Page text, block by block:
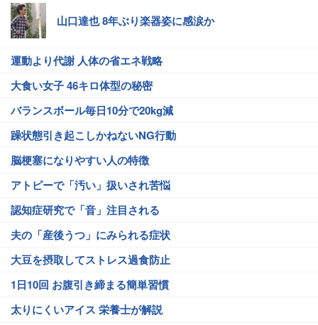
山口達也 8年ぶり楽器姿に感涙か
運動より代謝 人体の省エネ戦略
大食い女子 46キロ体型の秘密
バランスボール毎日10分で20kg減
躁状態引き起こしかねないNG行動
脳梗塞になりやすい人の特徴
アトピーで「汚い」扱いされ苦悩
認知症研究で「音」注目される
夫の「産後うつ」にみられる症状
大豆を摂取してストレス過食防止
1日10回 お腹引き締まる簡単習慣
太りにくいアイス 栄養士が解説